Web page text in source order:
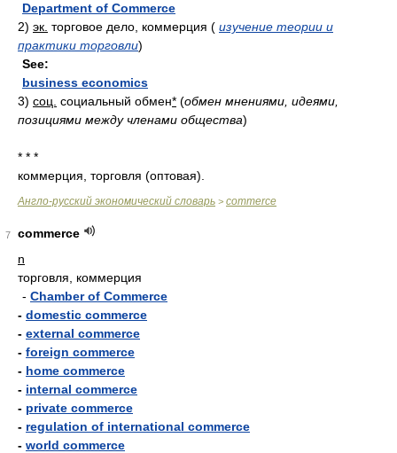
Department of Commerce
2) эк. торговое дело, коммерция ( изучение теории и
практики торговли)
See:
business economics
3) соц. социальный обмен* (обмен мнениями, идеями,
позициями между членами общества)
* * *
коммерция, торговля (оптовая).
Англо-русский экономический словарь > commerce
7
commerce
n
торговля, коммерция
- Chamber of Commerce
- domestic commerce
- external commerce
- foreign commerce
- home commerce
- internal commerce
- private commerce
- regulation of international commerce
- world commerce